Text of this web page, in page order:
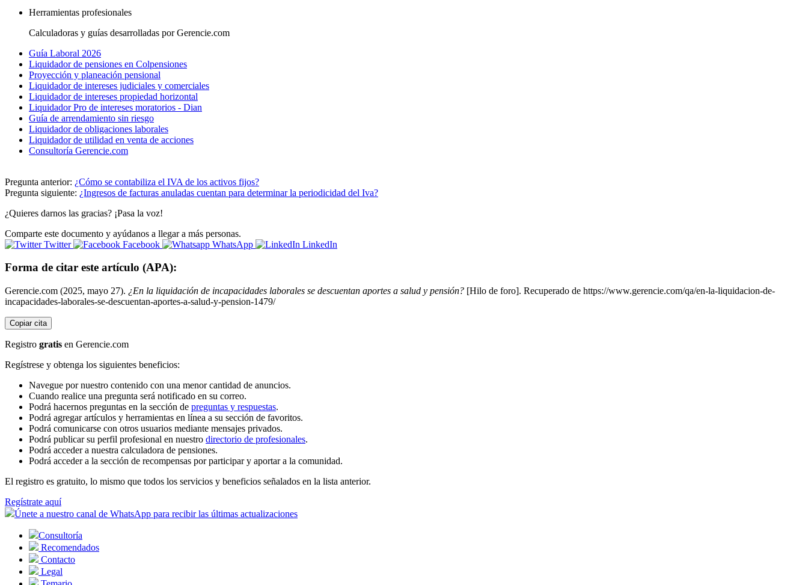
Herramientas profesionales
Calculadoras y guías desarrolladas por Gerencie.com
Guía Laboral 2026
Liquidador de pensiones en Colpensiones
Proyección y planeación pensional
Liquidador de intereses judiciales y comerciales
Liquidador de intereses propiedad horizontal
Liquidador Pro de intereses moratorios - Dian
Guía de arrendamiento sin riesgo
Liquidador de obligaciones laborales
Liquidador de utilidad en venta de acciones
Consultoría Gerencie.com
Pregunta anterior: ¿Cómo se contabiliza el IVA de los activos fijos?
Pregunta siguiente: ¿Ingresos de facturas anuladas cuentan para determinar la periodicidad del Iva?
¿Quieres darnos las gracias? ¡Pasa la voz!
Comparte este documento y ayúdanos a llegar a más personas.
Twitter
Facebook WhatsApp LinkedIn
Forma de citar este artículo (APA):
Gerencie.com (2025, mayo 27). ¿En la liquidación de incapacidades laborales se descuentan aportes a salud y pensión? [Hilo de foro]. Recuperado de https://www.gerencie.com/qa/en-la-liquidacion-de-
incapacidades-laborales-se-descuentan-aportes-a-salud-y-pension-1479/
Copiar cita
Registro gratis en Gerencie.com
Regístrese y obtenga los siguientes beneficios:
Navegue por nuestro contenido con una menor cantidad de anuncios.
Cuando realice una pregunta será notificado en su correo.
Podrá hacernos preguntas en la sección de preguntas y respuestas.
Podrá agregar artículos y herramientas en línea a su sección de favoritos.
Podrá comunicarse con otros usuarios mediante mensajes privados.
Podrá publicar su perfil profesional en nuestro directorio de profesionales.
Podrá acceder a nuestra calculadora de pensiones.
Podrá acceder a la sección de recompensas por participar y aportar a la comunidad.
El registro es gratuito, lo mismo que todos los servicios y beneficios señalados en la lista anterior.
Regístrate aquí
Únete a nuestro canal de WhatsApp para recibir las últimas actualizaciones
Consultoría
Recomendados
Contacto
Legal